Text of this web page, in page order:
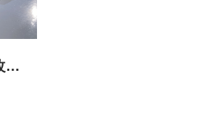
【坂戸市】防水改修工事